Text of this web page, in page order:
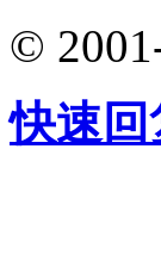
©
快速回